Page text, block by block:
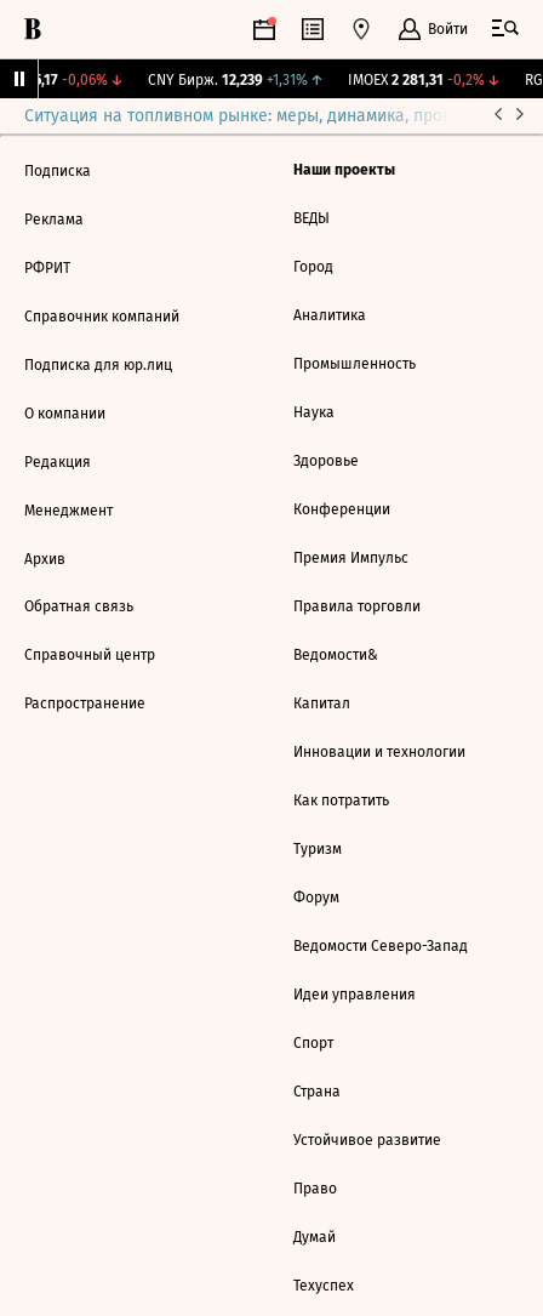
Войти
115,17 -0,06%↓ CNY Бирж. 12,239 +1,31%↑ IMOEX 2 281,31 -0,2%↓
Ситуация на топливном рынке: меры, динамика, прогнозы
Подписка
Реклама
РФРИТ
Справочник компаний
Подписка для юр.лиц
О компании
Редакция
Менеджмент
Архив
Обратная связь
Справочный центр
Распространение
Наши проекты
ВЕДЫ
Город
Аналитика
Промышленность
Наука
Здоровье
Конференции
Премия Импульс
Правила торговли
Ведомости&
Капитал
Инновации и технологии
Как потратить
Туризм
Форум
Ведомости Северо-Запад
Идеи управления
Спорт
Страна
Устойчивое развитие
Право
Думай
Техуспех